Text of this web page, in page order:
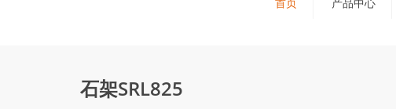
首页 产品中心
石架SRL825